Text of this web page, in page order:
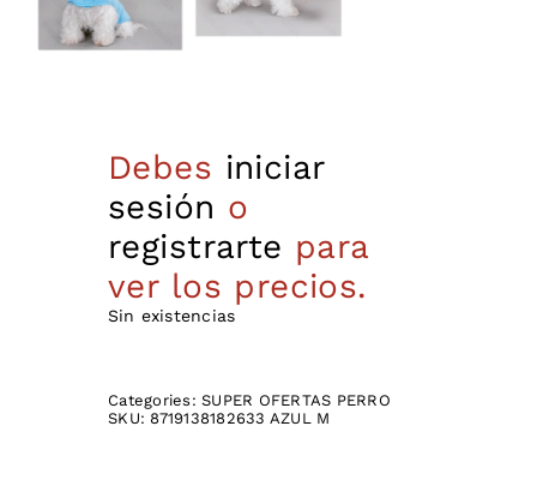
Debes iniciar
sesión o
registrarte para
ver los precios.
Sin existencias
Categories:SUPER OFERTAS PERRO
SKU: 8719138182633 AZUL M